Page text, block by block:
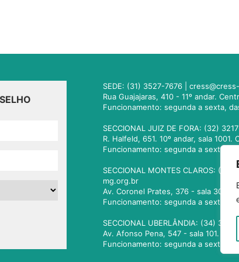
SEDE: (31) 3527-7676 |
Rua Guajajaras, 410 - 11º andar.
Funcionamento: segunda a sexta,
SECCIONAL JUIZ DE FORA: (32)
R. Halfeld, 651. 10º andar, sala
Funcionamento: segunda a sexta,
SECCIONAL MONTES CLAROS:
mg.org.br
Av. Coronel Prates, 376 - sala 301.
Funcionamento: segunda a sexta,
SECCIONAL UBERLÂNDIA: (34)
Av. Afonso Pena, 547 - sala 101.
Funcionamento: segunda a sexta,